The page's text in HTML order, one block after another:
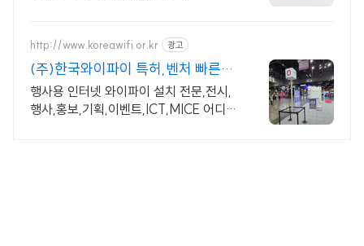
http://www.koreawifi.or.kr 광고
(주)한국와이파이 특허,벤처 빠른상
담 가능
행사용 인터넷 와이파이 설치 전문,전시,
행사,홍보,기획,이벤트,ICT,MICE 어디